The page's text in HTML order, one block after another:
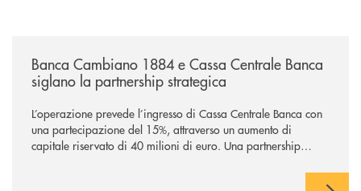
Banca Cambiano 1884 e Cassa Centrale Banca
siglano la partnership strategica
L’operazione prevede l’ingresso di Cassa Centrale Banca con
una partecipazione del 15%, attraverso un aumento di
capitale riservato di 40 milioni di euro. Una partnership
comuni e sulla prossimità ai territori, per ampliare l’offerta e